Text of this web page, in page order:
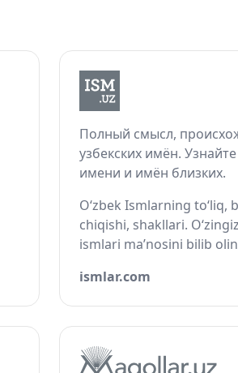
Полный смысл,
узбекских имён.
имени и имён близких.
O‘zbek Ismlarning to‘liq,
chiqishi, shakllari.
ismlari ma’nosini bilib
ismlar.com